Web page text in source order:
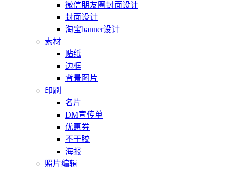
微信朋友圈封面设计
封面设计
淘宝banner设计
素材
贴纸
边框
背景图片
印刷
名片
DM宣传单
优惠券
不干胶
海报
照片编辑